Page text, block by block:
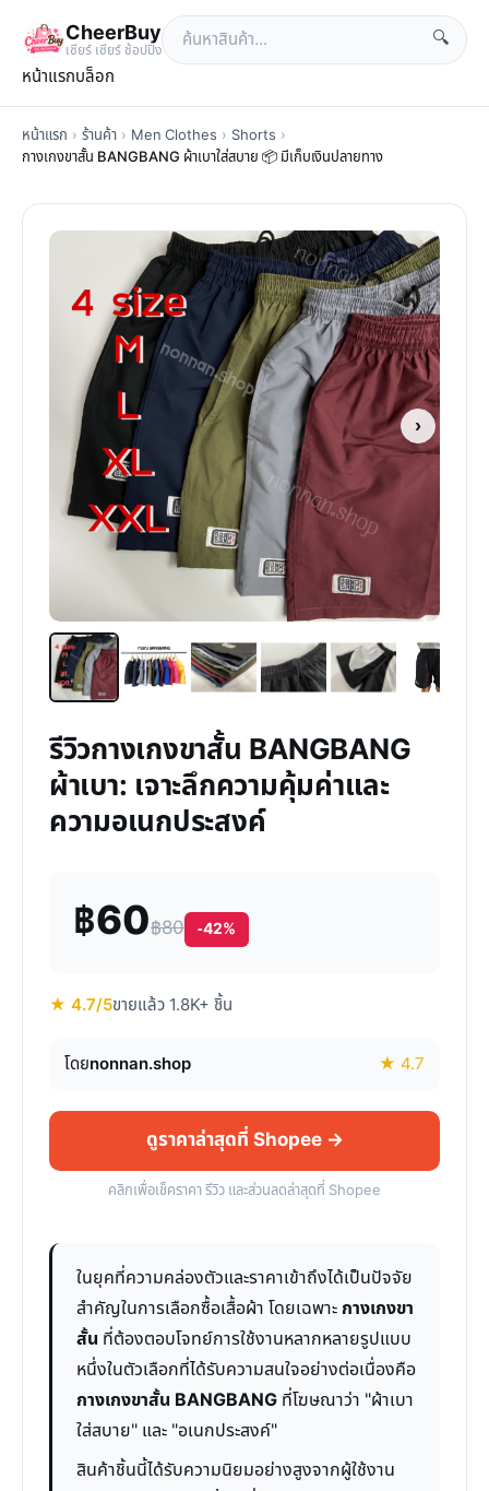
CheerBuy
เซียร์ เซียร์ ช้อปปิ้ง
🔍
หน้าแรกบล็อก
หน้าแรก › ร้านค้า › Men Clothes › Shorts ›
กางเกงขาสั้น BANGBANG ผ้าเบาใส่สบาย 📦 มีเก็บเงินปลายทาง
›
รีวิวกางเกงขาสั้น BANGBANG
ผ้าเบา: เจาะลึกความคุ้มค่าและ
ความอเนกประสงค์
฿60฿80 -42%
★ 4.7/5ขายแล้ว 1.8K+ ชิ้น
โดยnonnan.shop ★ 4.7
ดูราคาล่าสุดที่ Shopee →
คลิกเพื่อเช็คราคา รีวิว และส่วนลดล่าสุดที่ Shopee
ในยุคที่ความคล่องตัวและราคาเข้าถึงได้เป็นปัจจัย
สำคัญในการเลือกซื้อเสื้อผ้า โดยเฉพาะ กางเกงขา
สั้น ที่ต้องตอบโจทย์การใช้งานหลากหลายรูปแบบ
หนึ่งในตัวเลือกที่ได้รับความสนใจอย่างต่อเนื่องคือ
กางเกงขาสั้น BANGBANG ที่โฆษณาว่า "ผ้าเบา
ใส่สบาย" และ "อเนกประสงค์"
สินค้าชิ้นนี้ได้รับความนิยมอย่างสูงจากผู้ใช้งาน